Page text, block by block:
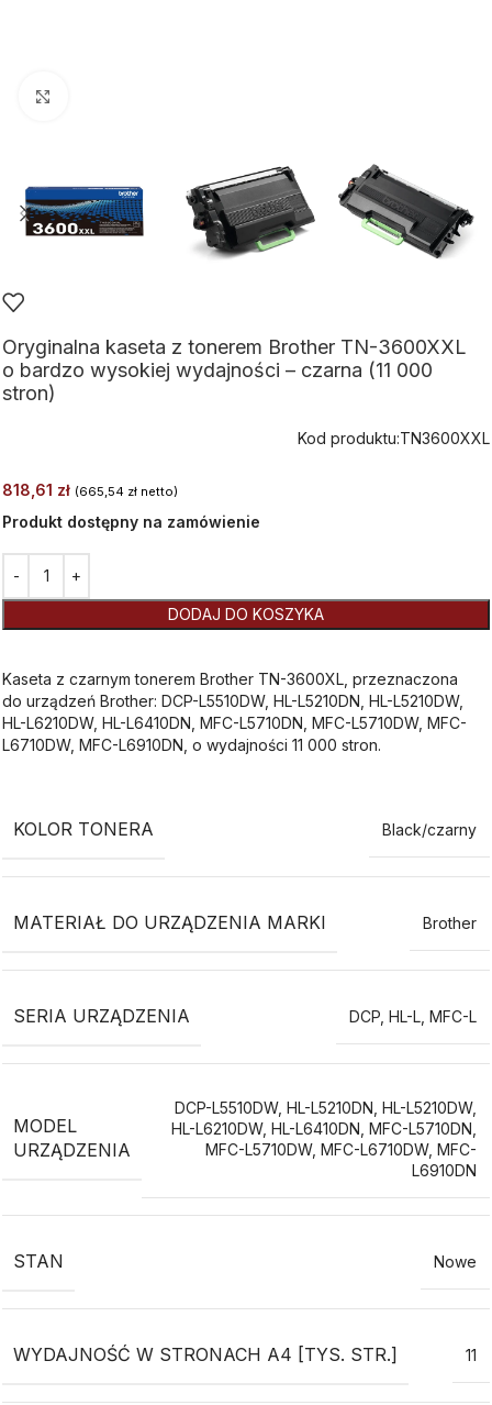
Oryginalna kaseta z tonerem Brother TN-3600XXL
o bardzo wysokiej wydajności – czarna (11 000
stron)
Kod produktu:TN3600XXL
818,61 zł (665,54 zł netto)
Produkt dostępny na zamówienie
DODAJ DO KOSZYKA
Kaseta z czarnym tonerem Brother TN-3600XL, przeznaczona
do urządzeń Brother: DCP-L5510DW, HL-L5210DN, HL-L5210DW,
HL-L6210DW, HL-L6410DN, MFC-L5710DN, MFC-L5710DW, MFC-
L6710DW, MFC-L6910DN, o wydajności 11 000 stron.
KOLOR TONERA Black/czarny
MATERIAŁ DO URZĄDZENIA MARKI Brother
SERIA URZĄDZENIA DCP HL-L MFC-L
MODEL
URZĄDZENIA
DCP-L5510DW, HL-L5210DN HL-L5210DW,
HL-L6210DW, HL-L6410DN MFC-L5710DN
MFC-L5710DW, MFC-L6710DW, MFC-
L6910DN
STAN Nowe
WYDAJNOŚĆ W STRONACH A4 [TYS. STR.] 11